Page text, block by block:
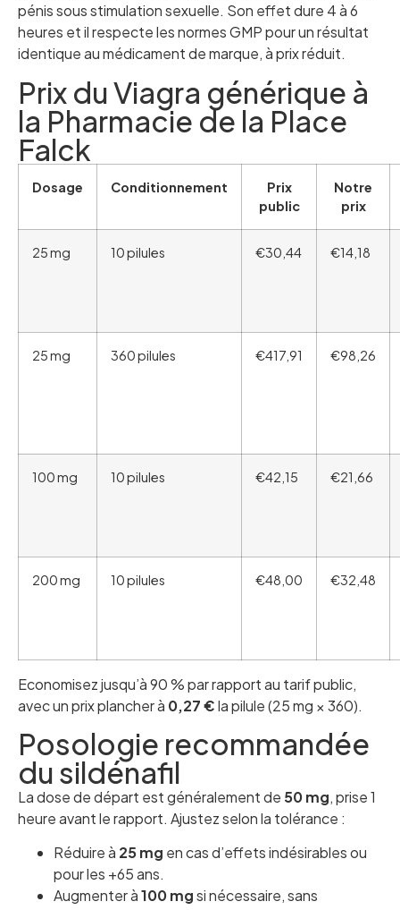
pénis sous stimulation sexuelle. Son effet dure 4 à 6
heures et il respecte les normes GMP pour un résultat
identique au médicament de marque, à prix réduit.
Prix du Viagra générique à
la Pharmacie de la Place
Falck
Dosage Conditionnement
Prix
public
Notre
prix
25 mg 10 pilules €30,44 €14,18
25 mg 360 pilules €417,91 €98,26
100 mg 10 pilules €42,15 €21,66
200 mg 10 pilules €48,00 €32,48
Economisez jusqu’à 90 % par rapport au tarif public,
avec un prix plancher à 0,27 €la pilule (25 mg × 360).
Posologie recommandée
du sildénafil
La dose de départ est généralement de 50 mg, prise 1
heure avant le rapport. Ajustez selon la tolérance :
Réduire à 25 mg en cas d’effets indésirables ou
pour les +65 ans.
Augmenter à100 mgsi nécessaire, sans